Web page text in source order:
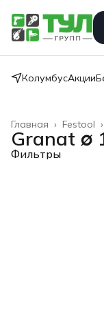
КолумбусАкции
Festool ›
Главная ›
Granat ∅
Фильтры